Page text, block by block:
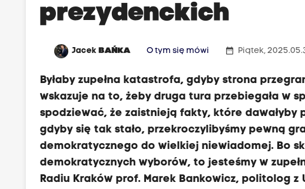
prezydenckich
JacekBAŃKA O tym się mówi date_range Piątek,
Byłaby zupełna katastrofa, gdyby strona
wskazuje na to, żeby druga tura przebiegała w
spodziewać, że zaistnieją fakty, które
gdyby się tak stało, przekroczylibyśmy pewną
demokratycznego do wielkiej niewiadomej. Bo
demokratycznych wyborów, to jesteśmy w
Radiu Kraków prof. Marek Bankowicz, politolog